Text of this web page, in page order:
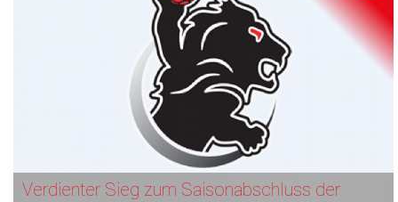
Verdienter Sieg zum Saisonabschluss der